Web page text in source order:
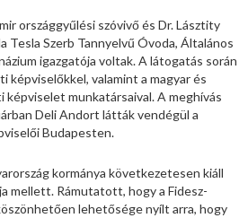
országgyűlési szóvivő és Dr. Lásztity
Tesla Szerb Tannyelvű Óvoda, Általános
igazgatója voltak. A látogatás során
képviselőkkel, valamint a magyar és
képviselet munkatársaival. A meghívás
Deli Andort látták vendégül a
Budapesten.
kormánya következetesen kiáll
mellett. Rámutatott, hogy a Fidesz-
lehetősége nyílt arra, hogy